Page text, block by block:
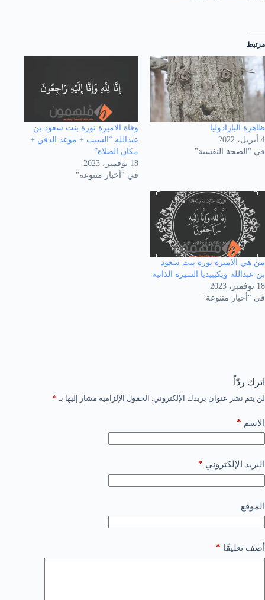
مرتبط
ظاهرة البارادوليا
4 أبريل، 2022
في "الصحة النفسية"
وفاة الاميرة نورة بنت سعود بن
عبدالله “السبب + موعد الدفن +
مكان الصلاة”
18 نوفمبر، 2023
في "أخبار متنوعة"
من هي الاميرة نورة بنت سعود
بن عبدالله ويكيبيديا السيرة الذاتية
18 نوفمبر، 2023
في "أخبار متنوعة"
اترك ردّاً
لن يتم نشر عنوان بريدك الإلكتروني. الحقول الإلزامية مشار إليها بـ *
الاسم *
البريد الإلكتروني *
الموقع
أضف تعليقًا *